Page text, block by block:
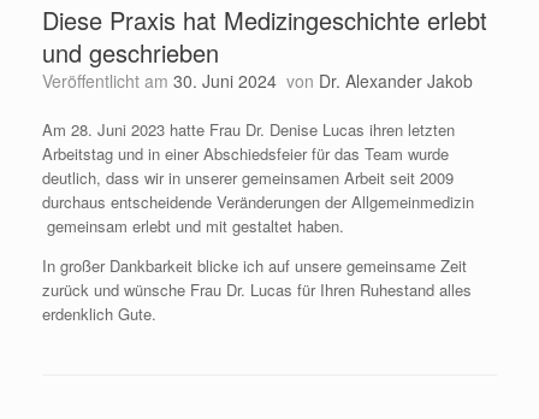
Diese Praxis hat Medizingeschichte erlebt
und geschrieben
Veröffentlicht am 30. Juni 2024 von Dr. Alexander Jakob
Am 28. Juni 2023 hatte Frau Dr. Denise Lucas ihren letzten
Arbeitstag und in einer Abschiedsfeier für das Team wurde
deutlich, dass wir in unserer gemeinsamen Arbeit seit 2009
durchaus entscheidende Veränderungen der Allgemeinmedizin
gemeinsam erlebt und mit gestaltet haben.
In großer Dankbarkeit blicke ich auf unsere gemeinsame Zeit
zurück und wünsche Frau Dr. Lucas für Ihren Ruhestand alles
erdenklich Gute.